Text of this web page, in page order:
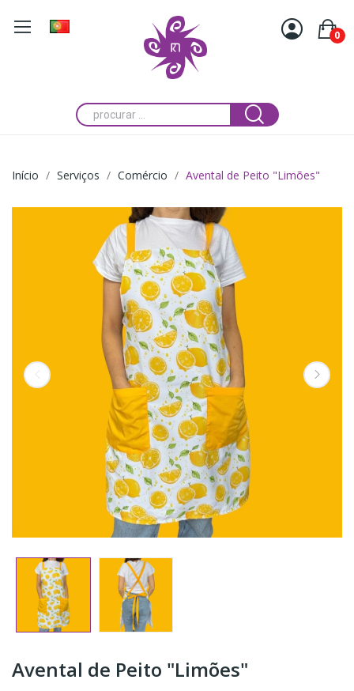
0
Início Serviços Comércio Avental de Peito "Limões"
Avental de Peito "Limões"